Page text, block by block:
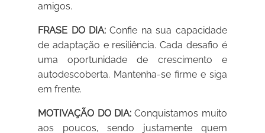
amigos.
FRASE DO DIA: Confie na sua capacidade
de adaptação e resiliência. Cada desafio é
uma oportunidade de crescimento e
autodescoberta. Mantenha-se firme e siga
em frente.
MOTIVAÇÃO DO DIA: Conquistamos muito
aos poucos, sendo justamente quem